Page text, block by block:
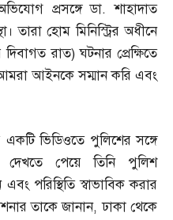
প্রসঙ্গে ডা.শাহাদাত
তারা হোম মিনিস্ট্রির অধীনে
দিবাগত রাত)ঘটনার প্রেক্ষিতে
আইনকে সম্মান করি এবং
ভিডিওতে পুলিশের সঙ্গে
দেখতে পেয়ে তিনি পুলিশ
পরিস্থিতি স্বাভাবিক করার
তাকে জানান,ঢাকা থেকে